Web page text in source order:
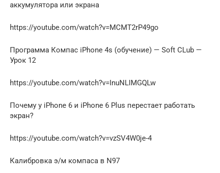
аккумулятора или экрана
https://youtube.com/watch?v=MCMT2rP49go
Программа Компас iPhone 4s (обучение) — Soft CLub —
Урок 12
https://youtube.com/watch?v=InuNLIMGQLw
Почему у iPhone 6 и iPhone 6 Plus перестает работать
экран?
https://youtube.com/watch?v=vzSV4W0je-4
Калибровка э/м компаса в N97